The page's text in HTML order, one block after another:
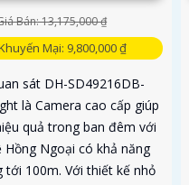
Bán: 13,175,000 ₫
Mại: 9,800,000 ₫
sát DH-SD49216DB-
là Camera cao cấp giúp
quả trong ban đêm với
Hồng Ngoại có khả năng
tới 100m. Với thiết kế nhỏ